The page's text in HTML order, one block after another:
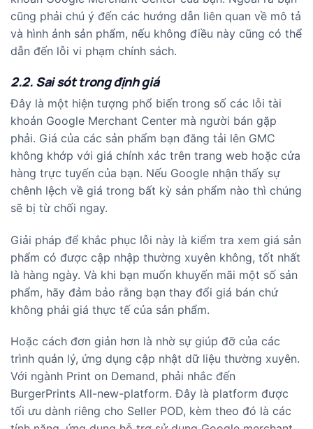
cũng phải chú ý đến các hướng dẫn liên quan về mô tả
và hình ảnh sản phẩm, nếu không điều này cũng có thể
dẫn đến lỗi vi phạm chính sách.
2.2. Sai sót trong định giá
Đây là một hiện tượng phổ biến trong số các lỗi tài
khoản Google Merchant Center mà người bán gặp
phải. Giá của các sản phẩm bạn đăng tải lên GMC
không khớp với giá chính xác trên trang web hoặc cửa
hàng trực tuyến của bạn. Nếu Google nhận thấy sự
chênh lệch về giá trong bất kỳ sản phẩm nào thì chúng
sẽ bị từ chối ngay.
Giải pháp để khắc phục lỗi này là kiểm tra xem giá sản
phẩm có được cập nhập thường xuyên không, tốt nhất
là hàng ngày. Và khi bạn muốn khuyến mãi một số sản
phẩm, hãy đảm bảo rằng bạn thay đổi giá bán chứ
không phải giá thực tế của sản phẩm.
Hoặc cách đơn giản hơn là nhờ sự giúp đỡ của các
trình quản lý, ứng dụng cập nhật dữ liệu thường xuyên.
Với ngành Print on Demand, phải nhắc đến
BurgerPrints All-new-platform. Đây là platform được
tối ưu dành riêng cho Seller POD, kèm theo đó là các